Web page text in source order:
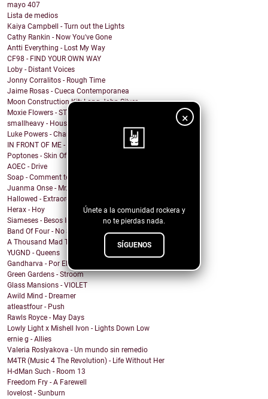
×
Únete a la comunidad rockera y
no te pierdas nada.
SÍGUENOS
mayo 407
Lista de medios
Kaiya Campbell - Turn out the Lights
Cathy Rankin - Now You've Gone
Antti Everything - Lost My Way
CF98 - FIND YOUR OWN WAY
Loby - Distant Voices
Jonny Corralitos - Rough Time
Jaime Rosas - Cueca Contemporanea
Moon Construction Kit: Long John Silver
Moxie Flowers - STARSTRUCK.
smallheavy - House of Cards
Luke Powers - Champagne Taste
IN FRONT OF ME - Intrusive Thoughts
Poptones - Skin Of Sea
AOEC - Drive
Soap - Comment te dire adieu
Juanma Onse - Mr. Robot
Hallowed - Extraordinary Boy
Herax - Hoy
Siameses - Besos Inconexos
Band Of Four - No Sound
A Thousand Mad Things - Girl
YUGND - Queens
Gandharva - Por El Rockanroll
Green Gardens - Stroom
Glass Mansions - VIOLET
Awild Mind - Dreamer
atleastfour - Push
Rawls Royce - May Days
Lowly Light x Mishell Ivon - Lights Down Low
ernie g - Allies
Valeria Roslyakova - Un mundo sin remedio
M4TR (Music 4 The Revolution) - Life Without Her
H-dMan Such - Room 13
Freedom Fry - A Farewell
lovelost - Sunburn